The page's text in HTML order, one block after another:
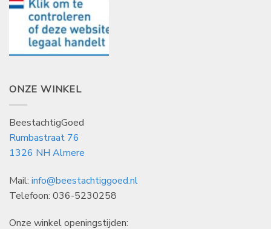
ONZE WINKEL
BeestachtigGoed
Rumbastraat 76
1326 NH Almere
Mail: info@beestachtiggoed.nl
Telefoon: 036-5230258
Onze winkel openingstijden: